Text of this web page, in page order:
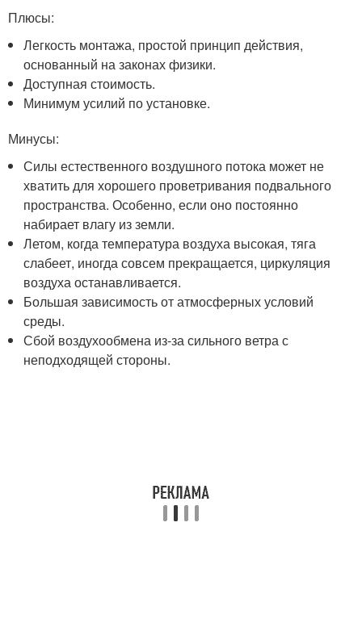
Плюсы:
Легкость монтажа, простой принцип действия,
основанный на законах физики.
Доступная стоимость.
Минимум усилий по установке.
Минусы:
Силы естественного воздушного потока может не
хватить для хорошего проветривания подвального
пространства. Особенно, если оно постоянно
набирает влагу из земли.
Летом, когда температура воздуха высокая, тяга
слабеет, иногда совсем прекращается, циркуляция
воздуха останавливается.
Большая зависимость от атмосферных условий
среды.
Сбой воздухообмена из-за сильного ветра с
неподходящей стороны.